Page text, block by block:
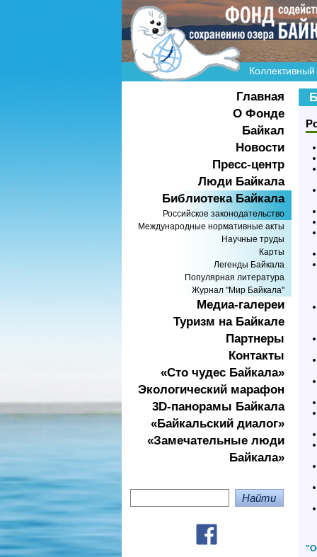
Главная
О Фонде
Байкал
Новости
Пресс-центр
Люди Байкала
Библиотека Байкала
Российское законодательство
Международные нормативные акты
Научные труды
Карты
Легенды Байкала
Популярная литература
Журнал "Мир Байкала"
Медиа-галереи
Туризм на Байкале
Партнеры
Контакты
«Сто чудес Байкала»
Экологичеcкий марафон
3D-панорамы Байкала
«Байкальский диалог»
«Замечательные люди
Байкала»